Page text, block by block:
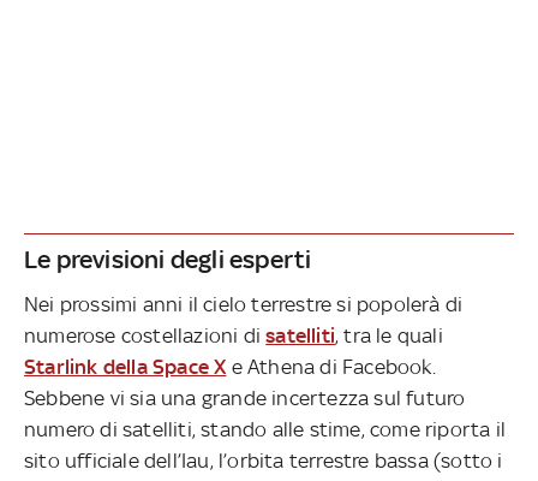
Le previsioni degli esperti
Nei prossimi anni il cielo terrestre si popolerà di
numerose costellazioni disatelliti, tra le quali
Starlink della Space X e Athena di Facebook.
Sebbene vi sia una grande incertezza sul futuro
numero di satelliti, stando alle stime, come riporta il
sito ufficiale dell’Iau, l’orbita terrestre bassa (sotto i